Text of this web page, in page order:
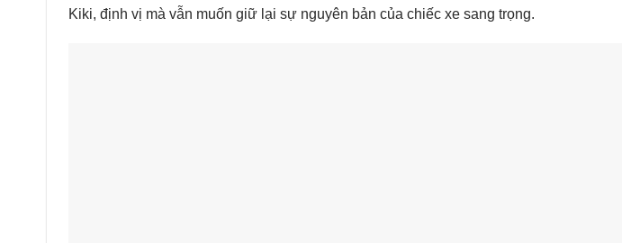
Kiki, định vị mà vẫn muốn giữ lại sự nguyên bản của chiếc xe sang trọng.